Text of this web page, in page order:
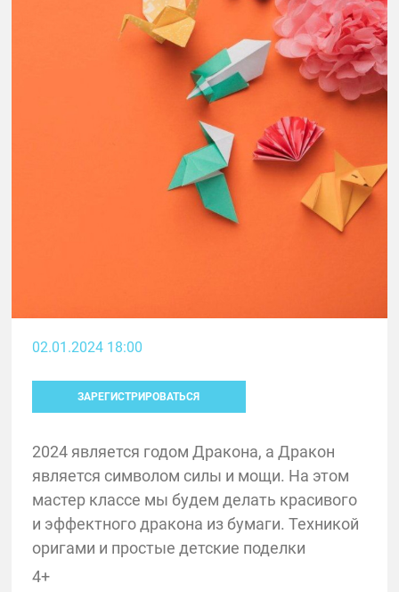
02.01.2024 18:00
ЗАРЕГИСТРИРОВАТЬСЯ
2024 является годом Дракона, а Дракон
является символом силы и мощи. На этом
мастер классе мы будем делать красивого
и эффектного дракона из бумаги. Техникой
оригами и простые детские поделки
4+